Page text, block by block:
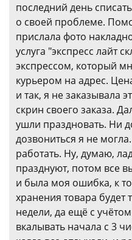
последний день
о своей проблеме.
прислала фото
услуга "экспресс лайт
экспрессом, который
курьером на адрес.
и так, я не заказывала
скрин своего заказа.
ушли праздновать. Ни
дозвониться я не
работать. Ну, думаю,
празднуют, потом все
и была моя ошибка, к
хранения товара будет
недели, да ещё с
вкалывать начала с 3